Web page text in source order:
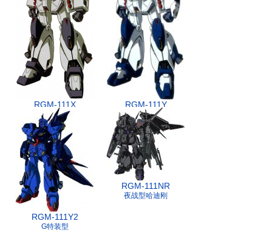
RGM-111X
赫维刚Ⅱ
RGM-111Y
试作型哈迪刚
RGM-111Y2
G特装型
RGM-111NR
夜战型哈迪刚